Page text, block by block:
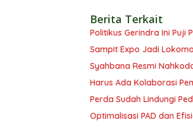
Berita Terkait
Politikus Gerindra Ini Puji
Sampit Expo Jadi
Syahbana Resmi
Harus Ada Kolaborasi
Perda Sudah Lindungi
Optimalisasi PAD dan